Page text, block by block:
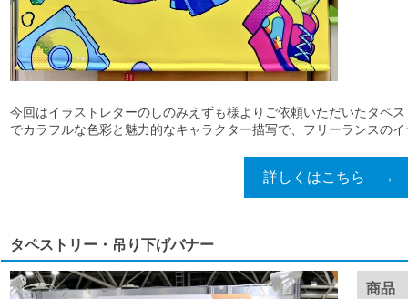
今回はイラストレターのしのみえずも様よりご依頼いただいたタペ
でカラフルな色彩と魅力的なキャラクター描写で、フリーランスの
詳しくはこちら →
タペストリー・吊り下げバナー
商品